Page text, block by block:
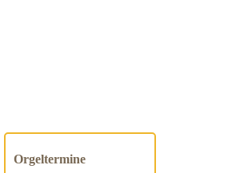
Orgeltermine